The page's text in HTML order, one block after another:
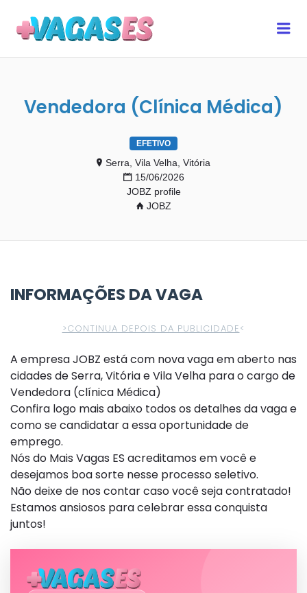
Vendedora (Clínica Médica)
EFETIVO
Serra, Vila Velha, Vitória
15/06/2026
JOBZ profile
JOBZ
INFORMAÇÕES DA VAGA
>CONTINUA DEPOIS DA PUBLICIDADE<
A empresa JOBZ está com nova vaga em aberto nas
cidades de Serra, Vitória e Vila Velha para o cargo de
Vendedora (clínica Médica)
Confira logo mais abaixo todos os detalhes da vaga e
como se candidatar a essa oportunidade de
emprego.
Nós do Mais Vagas ES acreditamos em você e
desejamos boa sorte nesse processo seletivo.
Não deixe de nos contar caso você seja contratado!
Estamos ansiosos para celebrar essa conquista
juntos!